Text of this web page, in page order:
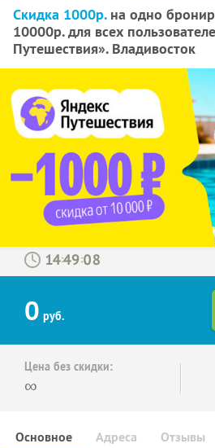
Скидка 1000р.на одно
10000р. для всех
Путешествия». Владивосток
: :
0 руб.
Цена без скидки:
∞
Основное Отзывы
Адреса